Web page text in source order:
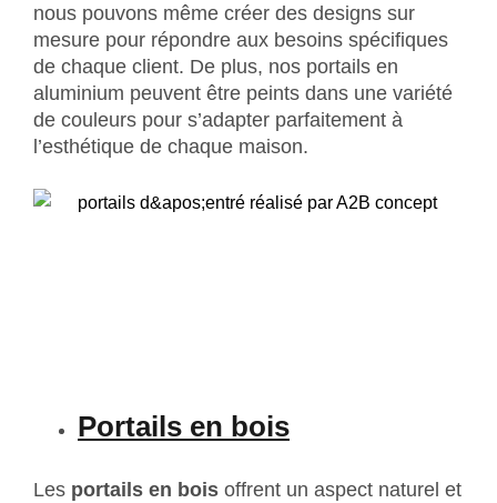
nous pouvons même créer des designs sur
mesure pour répondre aux besoins spécifiques
de chaque client. De plus, nos portails en
aluminium peuvent être peints dans une variété
de couleurs pour s’adapter parfaitement à
l’esthétique de chaque maison.
Portails en bois
Les portails en bois offrent un aspect naturel et